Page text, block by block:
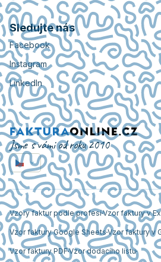
Sledujte nás
Facebook
Instagram
LinkedIn
Jsme s vámi od roku 2010
Vzory faktur podle profesíVzor faktury v
Vzor faktury Google SheetsVzor faktury v
Vzor faktury PDFVzor dodacího listu